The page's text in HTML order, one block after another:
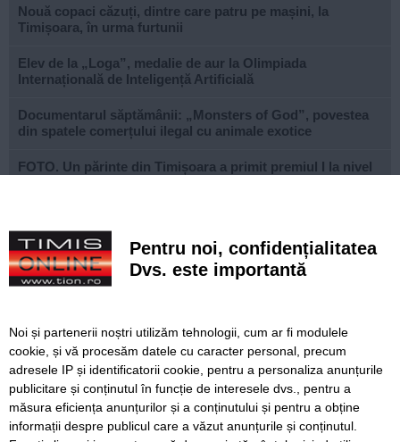
Nouă copaci căzuți, dintre care patru pe mașini, la
Timișoara, în urma furtunii
Elev de la „Loga”, medalie de aur la Olimpiada
Internațională de Inteligență Artificială
Documentarul săptămânii: „Monsters of God”, povestea
din spatele comerțului ilegal cu animale exotice
FOTO. Un părinte din Timișoara a primit premiul I la nivel
Când va fi montat gazonul și când va fi inaugurat
stadionul
VIDEO. Carambol în zona Metro din Calea Șagului. O
A vândut anvelope și piese auto ani la rând, dar nu a
declarat veniturile. Prejudiciu de aproape 30.000 de euro
Live-uri obscene urmărite de peste 22.000 de oameni. Doi
bărbați din Timiș au fost reținuți
Pentru noi, confidențialitatea
Dvs. este importantă
Noi și partenerii noștri utilizăm tehnologii, cum ar fi modulele
cookie, și vă procesăm datele cu caracter personal, precum
adresele IP și identificatorii cookie, pentru a personaliza anunțurile
publicitare și conținutul în funcție de interesele dvs., pentru a
măsura eficiența anunțurilor și a conținutului și pentru a obține
informații despre publicul care a văzut anunțurile și conținutul.